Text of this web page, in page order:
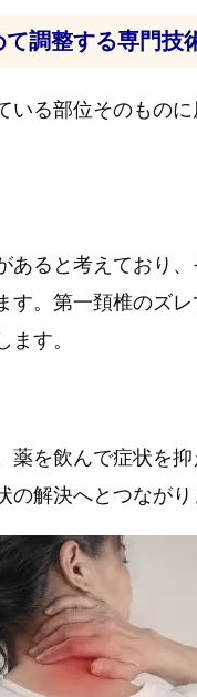
調整する専門技
る部位そのもの
ると考えており
。第一頚椎のズレ
す。
を飲んで症状を
解決へとつながり